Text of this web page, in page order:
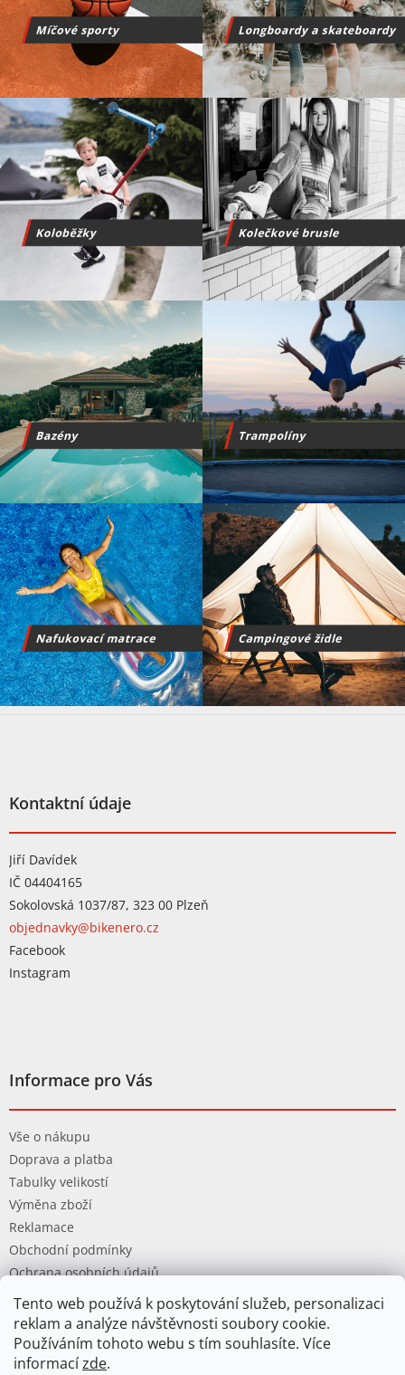
Tento web používá k poskytování služeb, personalizaci
reklam a analýze návštěvnosti soubory cookie.
Používáním tohoto webu s tím souhlasíte. Více
informacízde.
Kontaktní údaje
Jiří Davídek
IČ 04404165
Sokolovská 1037/87, 323 00 Plzeň
objednavky@bikenero.cz
Facebook
Instagram
Informace pro Vás
Vše o nákupu
Doprava a platba
Tabulky velikostí
Výměna zboží
Reklamace
Obchodní podmínky
Ochrana osobních údajů